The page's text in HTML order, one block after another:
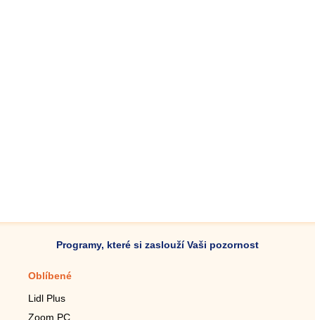
Programy, které si zaslouží Vaši pozornost
Oblíbené
Lidl Plus
Zoom PC